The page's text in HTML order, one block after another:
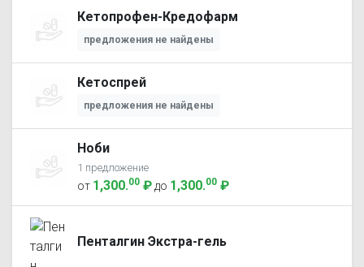
Кетопрофен-Кредофарм
предложения не найдены
Кетоспрей
предложения не найдены
Ноби
1 предложение
от 1,300.00 ₽ до 1,300.00 ₽
Пенталгин Экстра-гель